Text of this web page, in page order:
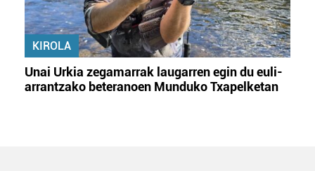
KIROLA
Unai Urkia zegamarrak laugarren egin du euli-
arrantzako beteranoen Munduko Txapelketan